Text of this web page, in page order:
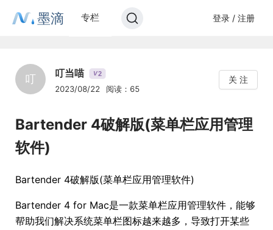
墨滴 专栏 登录 / 注册
叮 叮当喵 V2
2023/08/22 阅读：65
关 注
Bartender 4破解版(菜单栏应用管理
软件)
Bartender 4破解版(菜单栏应用管理软件)
Bartender 4 for Mac是一款菜单栏应用管理软件，能够
帮助我们解决系统菜单栏图标越来越多，导致打开某些